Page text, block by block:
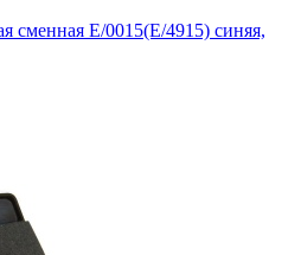
сменная E/0015(E/4915) синяя,